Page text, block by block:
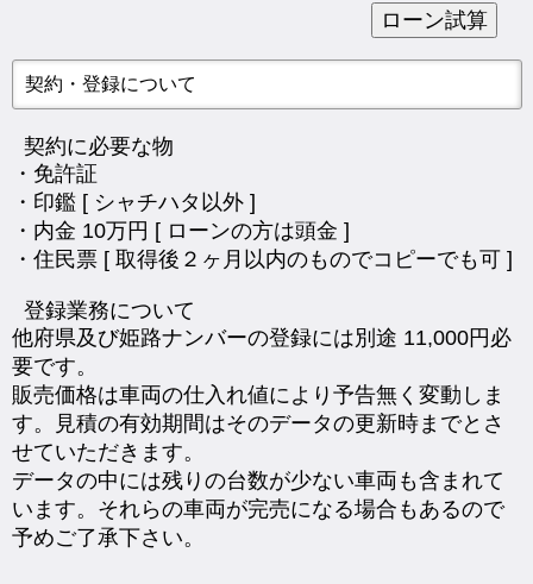
契約・登録について
契約に必要な物
・免許証
・印鑑 [ シャチハタ以外 ]
・内金 10万円 [ ローンの方は頭金 ]
・住民票 [ 取得後２ヶ月以内のものでコピーでも可 ]
登録業務について
他府県及び姫路ナンバーの登録には別途 11,000円必
要です。
販売価格は車両の仕入れ値により予告無く変動しま
す。見積の有効期間はそのデータの更新時までとさ
せていただきます。
データの中には残りの台数が少ない車両も含まれて
います。それらの車両が完売になる場合もあるので
予めご了承下さい。